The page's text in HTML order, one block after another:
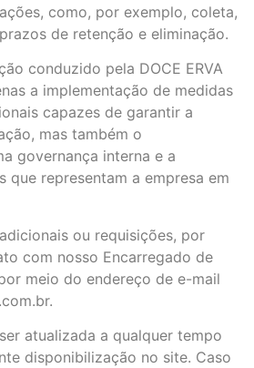
como, por exemplo, coleta,
de retenção e eliminação.
conduzido pela DOCE ERVA
a implementação de medidas
capazes de garantir a
mas também o
governança interna e a
que representam a empresa em
ou requisições, por
com nosso Encarregado de
meio do endereço de e-mail
atualizada a qualquer tempo
disponibilização no site. Caso